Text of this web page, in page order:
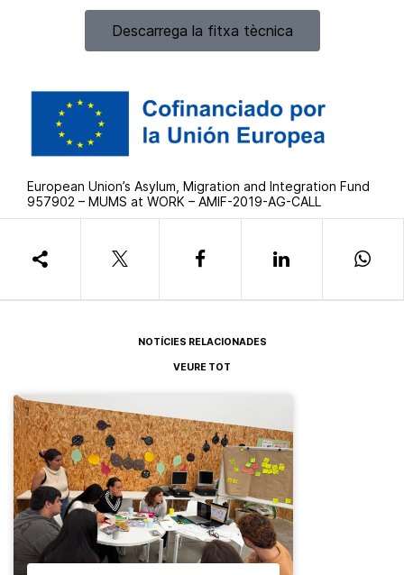
Descarrega la fitxa tècnica
European Union’s Asylum, Migration and Integration Fund
957902 – MUMS at WORK – AMIF-2019-AG-CALL
NOTÍCIES RELACIONADES
VEURE TOT